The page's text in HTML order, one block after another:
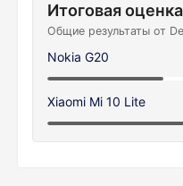
Итоговая оценка
Общие результаты от
Nokia G20
Xiaomi Mi 10 Lite